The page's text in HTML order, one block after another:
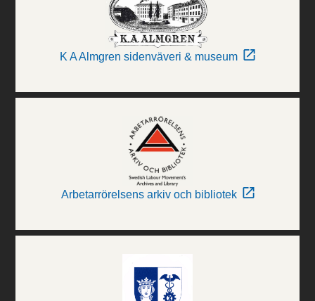
K A Almgren sidenväveri & museum
Arbetarrörelsens arkiv och bibliotek